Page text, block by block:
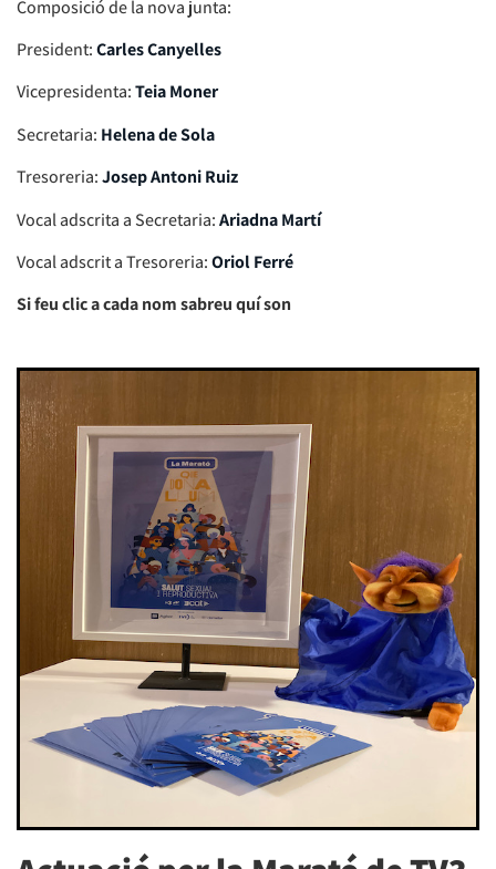
Composició de la nova junta:
President:Carles Canyelles
Vicepresidenta:Teia Moner
Secretaria: Helena de Sola
Tresoreria:Josep Antoni Ruiz
Vocal adscrita a Secretaria:Ariadna Martí
Vocal adscrit a Tresoreria:Oriol Ferré
Si feu clic a cada nom sabreu quí son